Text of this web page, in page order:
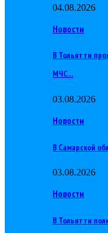
04.08.2026
Новости
В Тольятти
МЧС…
03.08.2026
Новости
В Самарской
03.08.2026
Новости
В Тольятти